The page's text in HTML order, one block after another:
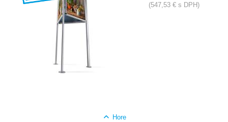
(547,53 € s DPH)
Hore